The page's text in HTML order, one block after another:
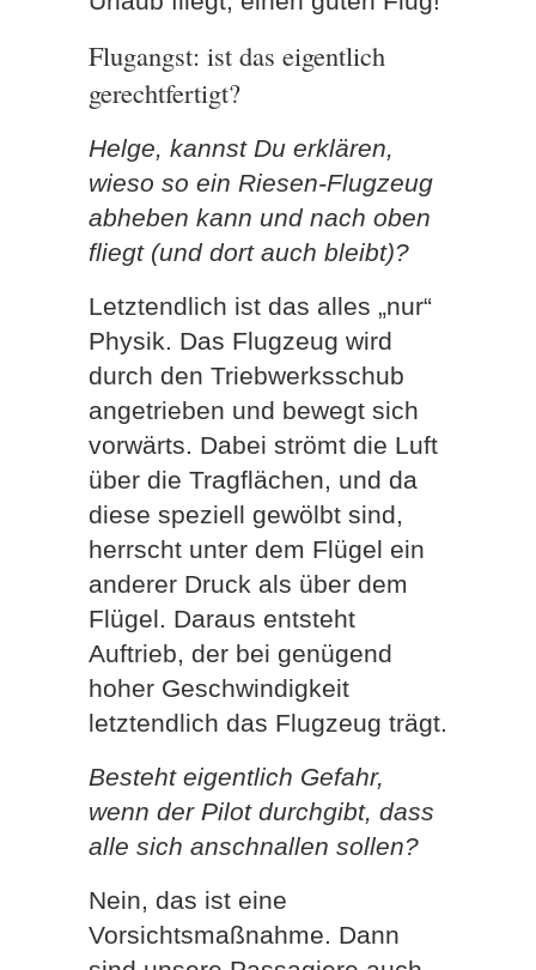
Flugangst: ist das eigentlich
gerechtfertigt?
Helge, kannst Du erklären,
wieso so ein Riesen-Flugzeug
abheben kann und nach oben
fliegt (und dort auch bleibt)?
Letztendlich ist das alles „nur“
Physik. Das Flugzeug wird
durch den Triebwerksschub
angetrieben und bewegt sich
vorwärts. Dabei strömt die Luft
über die Tragflächen, und da
diese speziell gewölbt sind,
herrscht unter dem Flügel ein
anderer Druck als über dem
Flügel. Daraus entsteht
Auftrieb, der bei genügend
hoher Geschwindigkeit
letztendlich das Flugzeug trägt.
Besteht eigentlich Gefahr,
wenn der Pilot durchgibt, dass
alle sich anschnallen sollen?
Nein, das ist eine
Vorsichtsmaßnahme. Dann